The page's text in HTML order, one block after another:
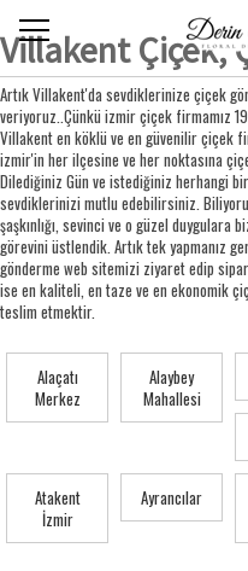
Villakent Çiçek,
Artık Villakent'da sevdiklerinize çiçek
veriyoruz..Çünkü izmir çiçek firmamız
Villakent en köklü ve en güvenilir çiçek
izmir'in her ilçesine ve her noktasına
Dilediğiniz Gün ve istediğiniz herhangi
sevdiklerinizi mutlu edebilirsiniz.
şaşkınlığı, sevinci ve o güzel
görevini üstlendik. Artık tek yapmanız
gönderme web sitemizi ziyaret edip
ise en kaliteli, en taze ve en ekonomik
teslim etmektir.
Alaçatı
Merkez
Alaybey
Mahallesi
Atakent
İzmir
Ayrancılar